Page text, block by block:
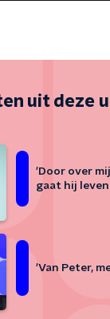
uit deze
'Door over
gaat hij
'Van Peter,